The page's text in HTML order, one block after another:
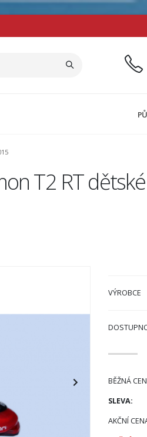
T2 RT
VÝROBCE
BĚŽNÁ
SLEVA:
AKČNÍ